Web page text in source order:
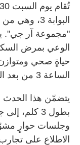
البوابة 3،
"مجموعة آر جي".
الوعي بمرض
حياةٍ صحي
الساعة 3 من بعد الظهر.
يتضمّن هذا
بطول 3
وجلسات حوارٍ
الاطلاع على